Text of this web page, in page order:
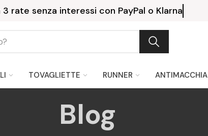
Consegna gratuita a partire da 199 €.
TOVAGLIETTE RUNNER ANTIMACCHIA
Blog